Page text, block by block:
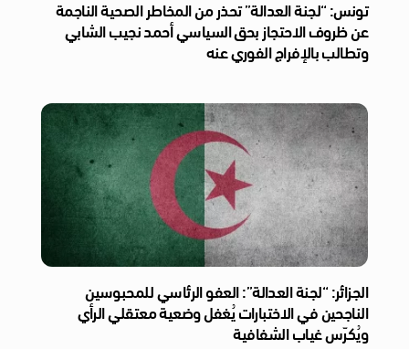
تونس: “لجنة العدالة” تحذر من المخاطر الصحية الناجمة
عن ظروف الاحتجاز بحق السياسي أحمد نجيب الشابي
وتطالب بالإفراج الفوري عنه
الجزائر: “لجنة العدالة”: العفو الرئاسي للمحبوسين
الناجحين في الاختبارات يُغفل وضعية معتقلي الرأي
ويُكرّس غياب الشفافية